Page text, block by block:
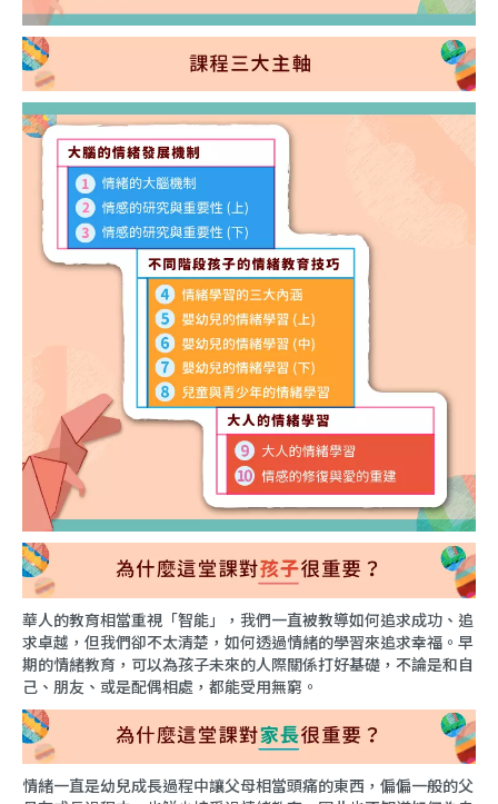
華人的教育相當重視「智能」，我們一直被教導如何追求成功、追
求卓越，但我們卻不太清楚，如何透過情緒的學習來追求幸福。早
期的情緒教育，可以為孩子未來的人際關係打好基礎，不論是和自
己、朋友、或是配偶相處，都能受用無窮。
情緒一直是幼兒成長過程中讓父母相當頭痛的東西，偏偏一般的父